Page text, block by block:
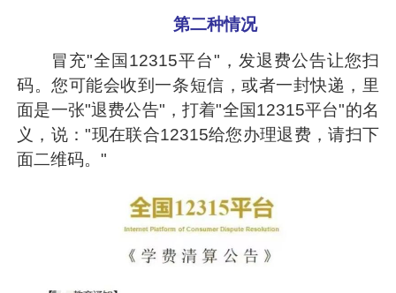
第二种情况
冒充"全国12315平台"，发退费公告让您扫
码。您可能会收到一条短信，或者一封快递，里
面是一张"退费公告"，打着"全国12315平台"的名
义，说："现在联合12315给您办理退费，请扫下
面二维码。"